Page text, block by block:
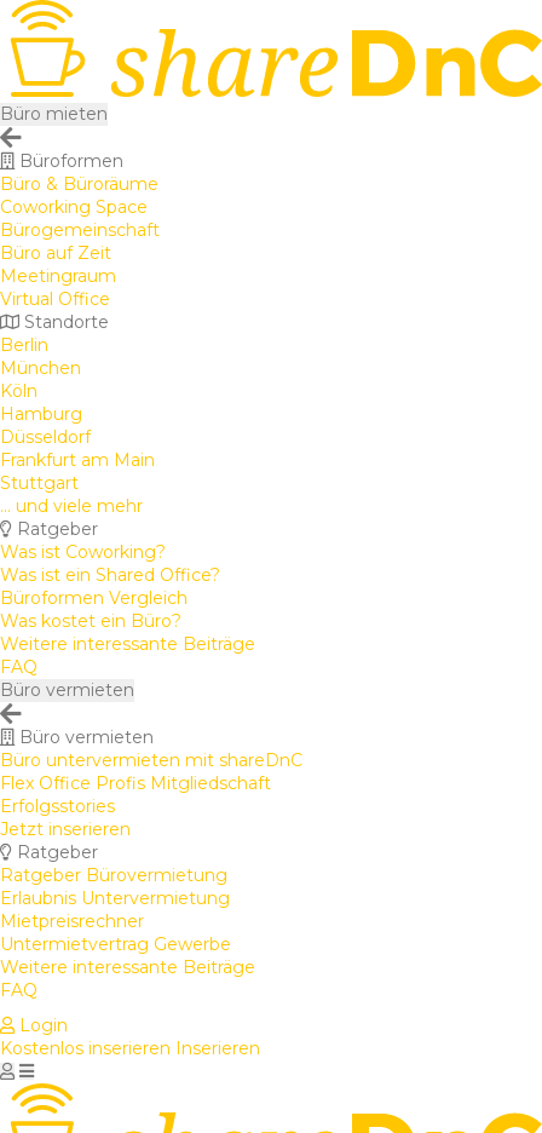
Büro mieten
Büroformen
Büro & Büroräume
Coworking Space
Bürogemeinschaft
Büro auf Zeit
Meetingraum
Virtual Office
Standorte
Berlin
München
Köln
Hamburg
Düsseldorf
Frankfurt am Main
Stuttgart
... und viele mehr
Ratgeber
Was ist Coworking?
Was ist ein Shared Office?
Büroformen Vergleich
Was kostet ein Büro?
Weitere interessante Beiträge
FAQ
Büro vermieten
Büro vermieten
Büro untervermieten mit shareDnC
Flex Office Profis Mitgliedschaft
Erfolgsstories
Jetzt inserieren
Ratgeber
Ratgeber Bürovermietung
Erlaubnis Untervermietung
Mietpreisrechner
Untermietvertrag Gewerbe
Weitere interessante Beiträge
FAQ
Login
Kostenlos inserieren Inserieren